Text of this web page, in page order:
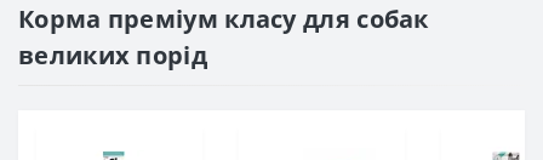
Корма преміум класу для собак
великих порід